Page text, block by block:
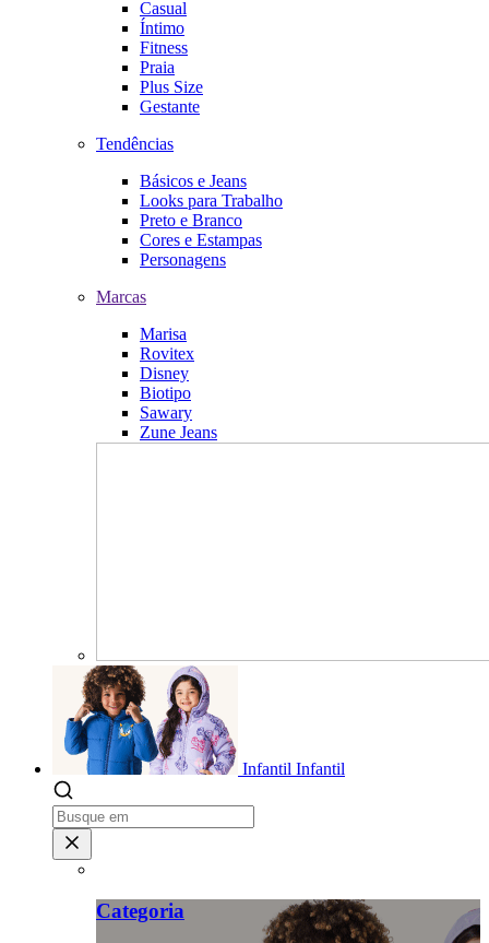
Casual
Íntimo
Fitness
Praia
Plus Size
Gestante
Tendências
Básicos e Jeans
Looks para Trabalho
Preto e Branco
Cores e Estampas
Personagens
Marcas
Marisa
Rovitex
Disney
Biotipo
Sawary
Zune Jeans
Infantil Infantil
Categoria